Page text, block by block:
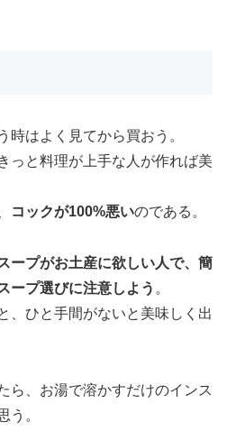
時はよく見てから買おう。
っと料理が上手な人が作れば美
コックが100%悪いのである。
ープがお土産に欲しい人で、簡
ープ選びに注意しよう 。
、ひと手間がないと美味しく出
ら、お湯で溶かすだけのインス
う。